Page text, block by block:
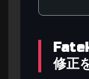
修正